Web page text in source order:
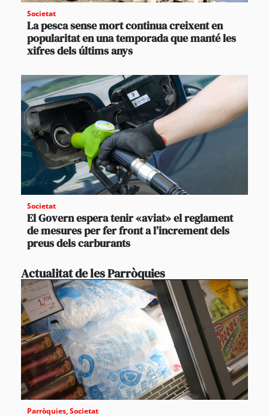
Societat
La pesca sense mort continua creixent en
popularitat en una temporada que manté les
xifres dels últims anys
Societat
El Govern espera tenir «aviat» el reglament
de mesures per fer front a l’increment dels
preus dels carburants
Actualitat de les Parròquies
Parròquies,Societat